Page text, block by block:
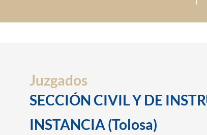
Juzgados
SECCIÓN CIVIL Y DE
INSTANCIA (Tolosa)